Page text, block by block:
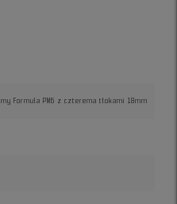
Formula PM6 z czterema tłokami 18mm